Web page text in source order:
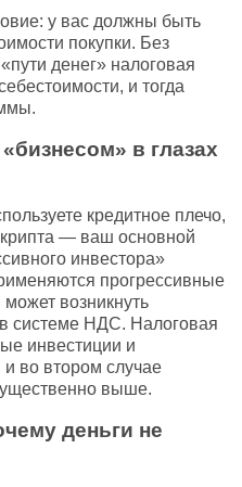
у вас должны быть
покупки. Без
денег» налоговая
и тогда
в глазах
кредитное плечо,
— ваш основной
инвестора»
прогрессивные
возникнуть
системе НДС. Налоговая
инвестиции и
и во втором случае
выше.
деньги не